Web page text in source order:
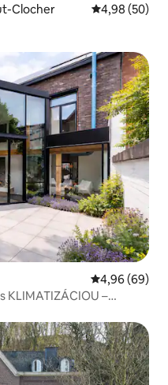
Clocher Priemerné
4,98 (50)
Priemerné
4,96 (69)
KLIMATIZÁCIOU –